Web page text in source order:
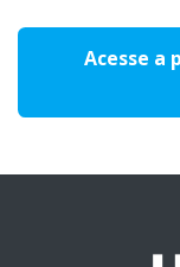
Acesse a